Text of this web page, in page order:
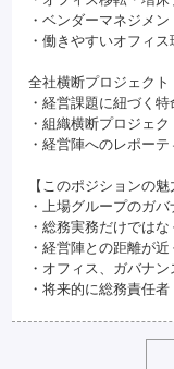
・ベンダーマネジメン
・働きやすいオフィ
全社横断プロジェクト
・経営課題に紐づく
・組織横断プロジェ
・経営陣へのレポー
【このポジションの魅
・上場グループのガ
・総務実務だけでは
・経営陣との距離が
・オフィス、ガバナ
・将来的に総務責任